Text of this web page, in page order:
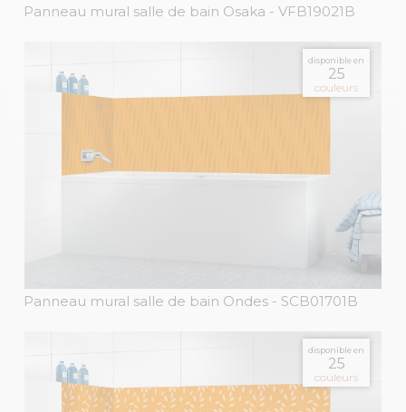
Panneau mural salle de bain Osaka - VFB19021B
disponible en
25
couleurs
Panneau mural salle de bain Ondes - SCB01701B
disponible en
25
couleurs